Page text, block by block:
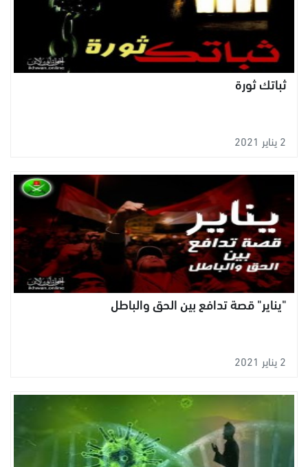
ثباتك ثورة
2 يناير 2021
"يناير" قصة تدافع بين الحق والباطل
2 يناير 2021